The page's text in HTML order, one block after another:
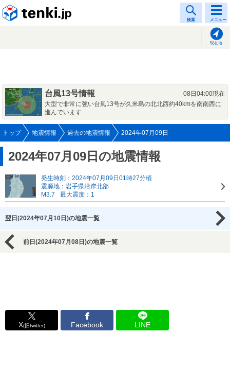
検索 メニュー
現在地
台風13号情報
08日04:00現在
大型で非常に強い台風13号が久米島の北北西約40kmを南南西に
進んでいます
トップ 地震情報 過去の地震情報 2024年07月09日
2024年07月09日の地震情報
発生時刻：2024年07月09日01時27分頃
震源地：岩手県沿岸北部
M3.7
最大震度：1
翌日(2024年07月10日)の地震一覧
前日(2024年07月08日)の地震一覧
X(旧twitter) Facebook LINE